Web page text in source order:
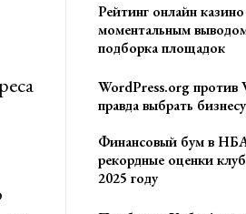
Рейтинг онлайн
моментальным
подборка площадок
WordPress.org против
правда выбрать бизнесу
Финансовый бум в
рекордные оценки
2025 году